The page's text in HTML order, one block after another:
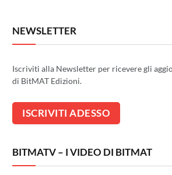
NEWSLETTER
Iscriviti alla Newsletter per ricevere gli
di BitMAT Edizioni.
BITMATV – I VIDEO DI BITMAT